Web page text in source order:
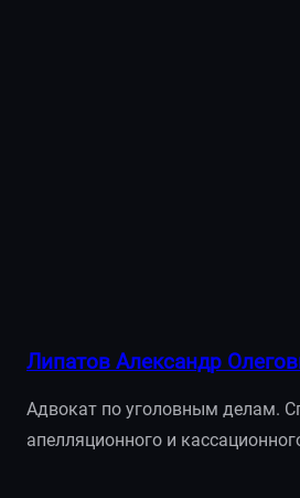
Липатов Александр
Адвокат по уголовным делам.
апелляционного и